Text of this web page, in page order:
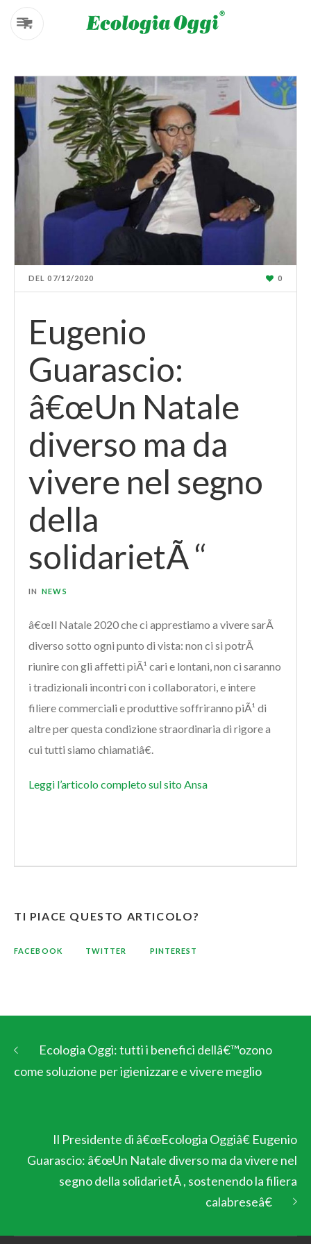
DEL07/12/2020 0
Eugenio
Guarascio:
â€œUn Natale
diverso ma da
vivere nel segno
della
solidarietÃ “
IN NEWS
â€œIl Natale 2020 che ci apprestiamo a vivere sarÃ
diverso sotto ogni punto di vista: non ci si potrÃ
riunire con gli affetti piÃ¹ cari e lontani, non ci saranno
i tradizionali incontri con i collaboratori, e intere
filiere commerciali e produttive soffriranno piÃ¹ di
altre per questa condizione straordinaria di rigore a
cui tutti siamo chiamatiâ€.
Leggi l’articolo completo sul sito Ansa
TI PIACE QUESTO ARTICOLO?
FACEBOOK TWITTER PINTEREST
Ecologia Oggi: tutti i benefici dellâ€™ozono
come soluzione per igienizzare e vivere meglio
Il Presidente di â€œEcologia Oggiâ€ Eugenio
Guarascio: â€œUn Natale diverso ma da vivere nel
segno della solidarietÃ , sostenendo la filiera
calabreseâ€